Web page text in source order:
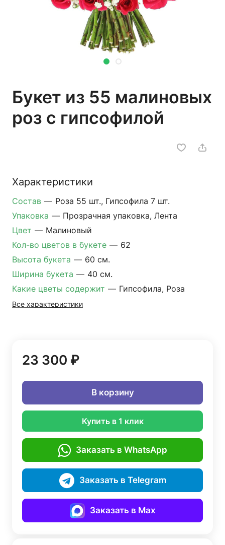
Букет из 55 малиновых
роз с гипсофилой
Характеристики
Состав — Роза 55 шт., Гипсофила 7 шт.
Упаковка — Прозрачная упаковка, Лента
Цвет — Малиновый
Кол-во цветов в букете — 62
Высота букета — 60 см.
Ширина букета — 40 см.
Какие цветы содержит — Гипсофила, Роза
Все характеристики
23 300 ₽
В корзину
Купить в 1 клик
Заказать в WhatsApp
Заказать в Telegram
Заказать в Max